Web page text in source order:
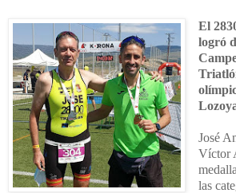
El
logró
José
Víctor
las